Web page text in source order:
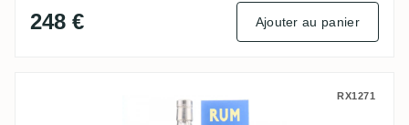
248 € Ajouter au panier
Corman Collins Hampden Jamaican Rum
RX1271